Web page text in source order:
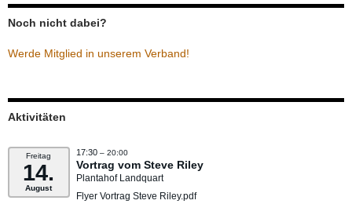
Noch nicht dabei?
Werde Mitglied in unserem Verband!
Aktivitäten
Freitag
14.
August
17:30 – 20:00
Vortrag vom Steve Riley
Plantahof Landquart
Flyer Vortrag Steve Riley.pdf